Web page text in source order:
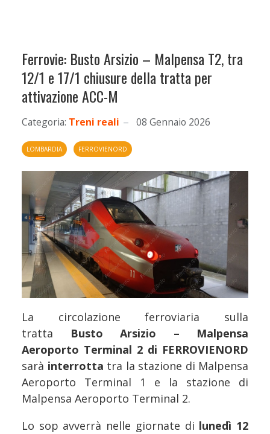
Ferrovie: Busto Arsizio – Malpensa T2, tra
12/1 e 17/1 chiusure della tratta per
attivazione ACC-M
Categoria: Treni reali 08 Gennaio 2026
LOMBARDIA FERROVIENORD
La circolazione ferroviaria sulla
tratta
Busto Arsizio – Malpensa
Aeroporto Terminal 2 di FERROVIENORD
sarà interrotta tra la stazione di Malpensa
Aeroporto Terminal 1 e la stazione di
Malpensa Aeroporto Terminal 2.
Lo sop avverrà nelle giornate di lunedì 12